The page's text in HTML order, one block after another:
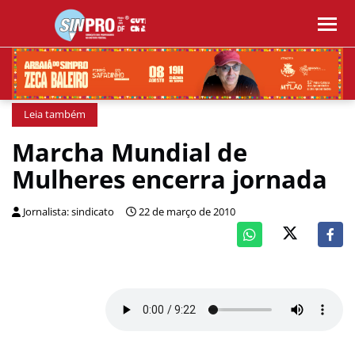
Leia também
Marcha Mundial de
Mulheres encerra jornada
Jornalista: sindicato 22 de março de 2010